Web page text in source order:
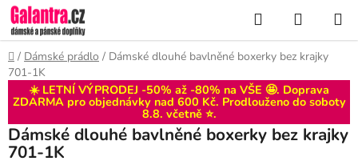
Přejít
na
obsah
Hledat
KOŠÍK
Domů
/ Dámské prádlo / Dámské dlouhé bavlněné boxerky bez krajky
701-1K
☀️ LETNÍ VÝPRODEJ -50% až -80% na VŠE 🤩. Doprava
ZDARMA pro objednávky nad 600 Kč. Prodlouženo do soboty
8.8. včetně ⭐.
Dámské dlouhé bavlněné boxerky bez krajky
701-1K